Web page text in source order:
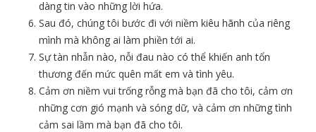
dàng tin vào những lời hứa.
Sau đó, chúng tôi bước đi với niềm kiêu hãnh của riêng
mình mà không ai làm phiền tới ai.
Sự tàn nhẫn nào, nỗi đau nào có thể khiến anh tổn
thương đến mức quên mất em và tình yêu.
Cảm ơn niềm vui trống rỗng mà bạn đã cho tôi, cảm ơn
những cơn gió mạnh và sóng dữ, và cảm ơn những tình
cảm sai lầm mà bạn đã cho tôi.